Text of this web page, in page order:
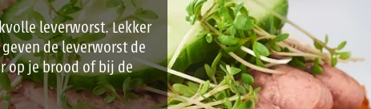
leverworst. Lekker
de leverworst de
op je brood of bij de